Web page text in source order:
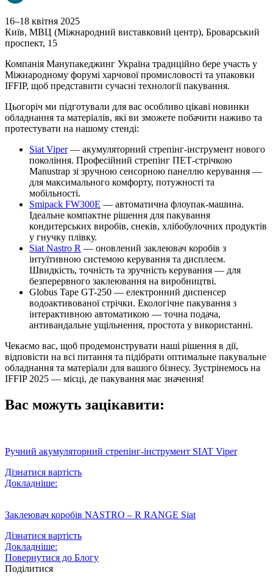
16–18 квітня 2025
Київ, МВЦ (Міжнародний виставковий центр), Броварський
проспект, 15
Компанія Манупакеджинг Україна традиційно бере участь у
Міжнародному форумі харчової промисловості та упаковки
IFFIP, щоб представити сучасні технології пакування.
Цьогоріч ми підготували для вас особливо цікаві новинки
обладнання та матеріалів, які ви зможете побачити наживо та
протестувати на нашому стенді:
Siat Viper— акумуляторний стрепінг-інструмент нового
покоління. Професійний стрепінг ПЕТ-стрічкою
Manustrap зі зручною сенсорною панеллю керування —
для максимального комфорту, потужності та
мобільності.
Smipack FW300E — автоматична флоупак-машина.
Ідеальне компактне рішення для пакування
кондитерських виробів, снеків, хлібобулочних продуктів
у гнучку плівку.
Siat Nastro R — оновлений заклеювач коробів з
інтуїтивною системою керування та дисплеєм.
Швидкість, точність та зручність керування — для
безперервного заклеювання на виробництві.
Globus Tape GT-250 — електронний диспенсер
водоактивованої стрічки. Екологічне пакування з
інтерактивною автоматикою — точна подача,
антивандальне ущільнення, простота у використанні.
Чекаємо вас, щоб продемонструвати наші рішення в дії,
відповісти на всі питання та підібрати оптимальне пакувальне
обладнання та матеріали для вашого бізнесу. Зустрінемось на
IFFIP 2025 — місці, де пакування має значення!
Вас можуть зацікавити:
Ручний акумуляторний стрепінг-інструмент SIAT Viper
Дізнатися вартість
Докладніше:
Заклеювач коробів NASTRO – R RANGE Siat
Дізнатися вартість
Докладніше:
Повернутися до Блогу
Поділитися